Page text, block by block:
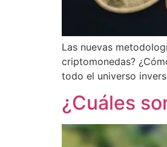
Las nuevas
criptomonedas?
todo el universo
¿Cuáles